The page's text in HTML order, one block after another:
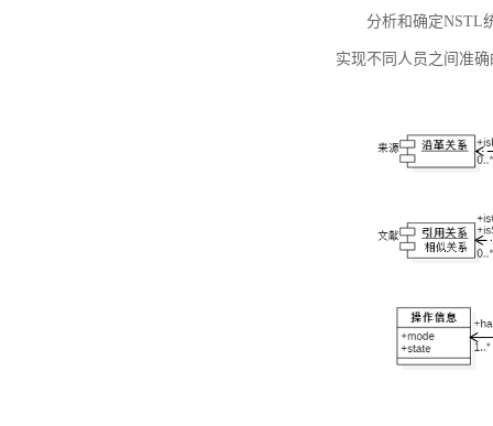
分析和确定NSTL
实现不同人员之间准